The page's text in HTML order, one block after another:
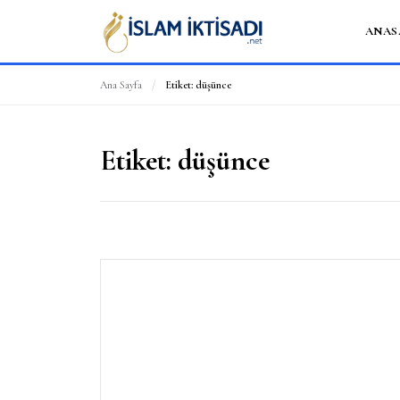
Ana Sayfa / Etiket: düşünce
Etiket: düşünce